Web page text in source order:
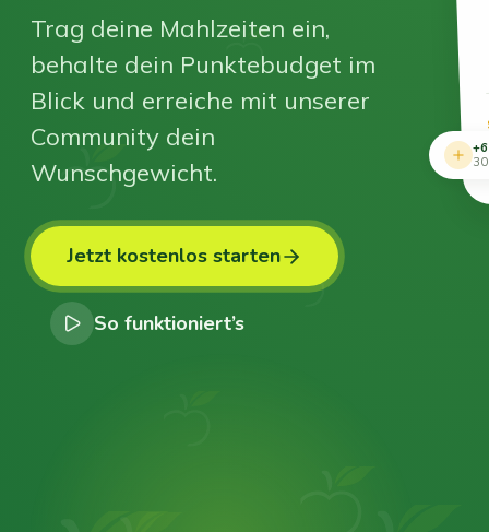
Trag deine Mahlzeiten ein,
behalte dein Punktebudget im
Blick und erreiche mit unserer
Community dein
Wunschgewicht.
Jetzt kostenlos starten
So funktioniert’s